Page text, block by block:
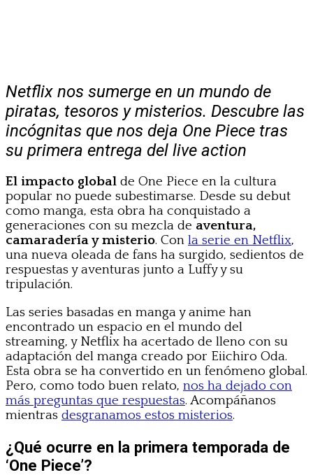
Netflix nos sumerge en un mundo de
piratas, tesoros y misterios. Descubre las
incógnitas que nos deja One Piece tras
su primera entrega del live action
El impacto global de One Piece en la cultura
popular no puede subestimarse. Desde su debut
como manga, esta obra ha conquistado a
generaciones con su mezcla de aventura,
camaradería y misterio. Con la serie en Netflix,
una nueva oleada de fans ha surgido, sedientos de
respuestas y aventuras junto a Luffy y su
tripulación.
Las series basadas en manga y anime han
encontrado un espacio en el mundo del
streaming, y Netflix ha acertado de lleno con su
adaptación del manga creado por Eiichiro Oda.
Esta obra se ha convertido en un fenómeno global.
Pero, como todo buen relato, nos ha dejado con
más preguntas que respuestas. Acompáñanos
mientras desgranamos estos misterios.
¿Qué ocurre en la primera temporada de
‘One Piece’?